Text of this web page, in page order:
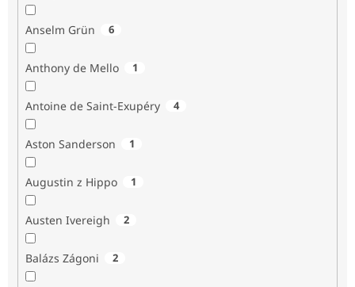
Anselm Grün 6
Anthony de Mello 1
Antoine de Saint-Exupéry 4
Aston Sanderson 1
Augustin z Hippo 1
Austen Ivereigh 2
Balázs Zágoni 2